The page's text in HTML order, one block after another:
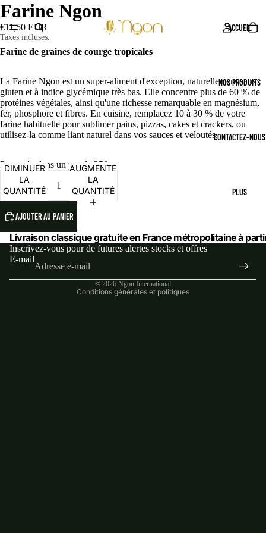
ACCUEIL
NOS PRODUITS
CONTACTEZ-NOUS
PLUS
Farine Ngon
€11,50 EUR
Taxes incluses.
Farine de graines de courge tropicales
La Farine Ngon est un super-aliment d'exception, naturellement sans
gluten et à indice glycémique très bas. Elle concentre plus de 60 % de
protéines végétales, ainsi qu'une richesse remarquable en magnésium,
fer, phosphore et fibres. En cuisine, remplacez 10 à 30 % de votre
farine habituelle pour sublimer pains, pizzas, cakes et crackers, ou
utilisez-la comme liant naturel dans vos sauces et veloutés.
Proposée dans un pot de 250 g.
DIMINUER
LA
QUANTITÉ
AUGMENTER
LA
QUANTITÉ
AJOUTER AU PANIER
Livraison classique gratuite en France métropolitaine à
Inscrivez-vous pour de futures alertes stocks et offres
E-mail
© 2026 Ngon International
Conditions générales et politiques
Politique de confidentialité